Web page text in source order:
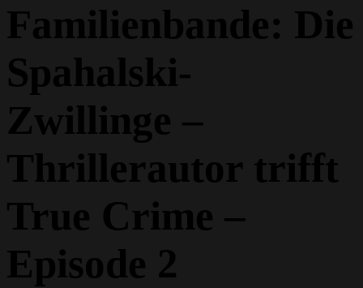
Familienbande: Die
Spahalski-
Zwillinge –
Thrillerautor trifft
True Crime –
Episode 2